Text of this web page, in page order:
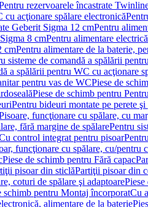
rezervoarele încastrate
cu acţionare spălare electronică
Geberit Sigma 12 cmPentru
8 cmPentru alimentare
cmPentru alimentare de la baterie,
sisteme de comandă a spălării
a spălării pentru WC cu acţionare
pentru vas de WCPiese de
Piese de schimb pentru
Pentru bideuri montate pe perete şi
funcţionare cu spălare, cu
fără margine de spălarePentru
control integrat pentru pisoar
funcţionare cu spălare, cu/pentru
Piese de schimb pentru Fără capac
pisoar din sticlăPartiţii pisoar din
coturi de spălare şi adaptoare
schimb pentru Montaj încorporatCu
alimentare de la baterie